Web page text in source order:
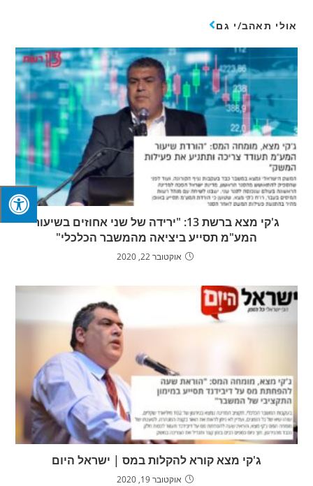
אולי תאהב/י גם
ג'קי מצא ברשת 13: "ירידה של שני אחוזים בשיעור
המע"מ תסייע ביציאה מהמשבר הכלכלי"
אוקטובר 22, 2020
ג'קי מצא קורא להקלות במס | ישראל היום
אוקטובר 19, 2020